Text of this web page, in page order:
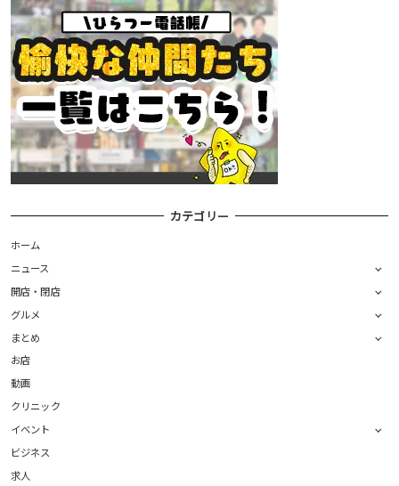
カテゴリー
ホーム
ニュース
開店・閉店
グルメ
まとめ
お店
動画
クリニック
イベント
ビジネス
求人